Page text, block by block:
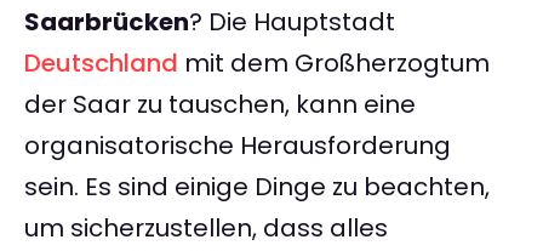
Saarbrücken? Die Hauptstadt
Deutschland mit dem Großherzogtum
der Saar zu tauschen, kann eine
organisatorische Herausforderung
sein. Es sind einige Dinge zu beachten,
um sicherzustellen, dass alles